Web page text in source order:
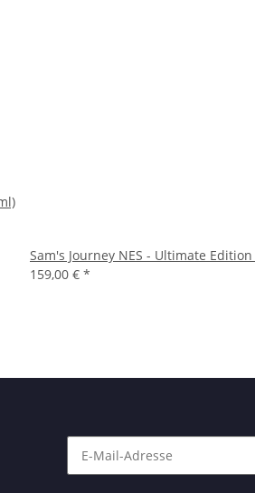
Sam's Journey NES - Ultimate
159,00 € *